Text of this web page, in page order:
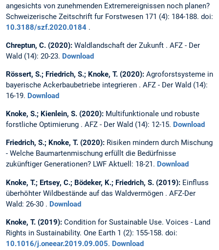
angesichts von zunehmenden Extremereignissen noch planen?
Schweizerische Zeitschrift fur Forstwesen 171 (4): 184-188. doi:
10.3188/szf.2020.0184 .
Chreptun, C. (2020): Waldlandschaft der Zukunft . AFZ - Der
Wald (14): 20-23. Download
Rössert, S.; Friedrich, S.; Knoke, T. (2020): Agroforstsysteme in
bayerische Ackerbaubetriebe integrieren . AFZ - Der Wald (14):
16-19. Download
Knoke, S.; Kienlein, S. (2020): Multifunktionale und robuste
forstliche Optimierung . AFZ - Der Wald (14): 12-15. Download
Friedrich, S.; Knoke, T. (2020): Risiken mindern durch Mischung
- Welche Baumartenmischung erfüllt die Bedürfnisse
zukünftiger Generationen? LWF Aktuell: 18-21. Download
Knoke, T.; Ertsey, C.; Bödeker, K.; Friedrich, S. (2019): Einfluss
überhöhter Wildbestände auf das Waldvermögen . AFZ-Der
Wald: 26-30 . Download
Knoke, T. (2019): Condition for Sustainable Use. Voices - Land
Rights in Sustainability. One Earth 1 (2): 155-158. doi:
10.1016/j.oneear.2019.09.005. Download